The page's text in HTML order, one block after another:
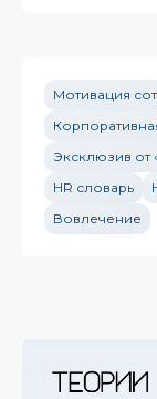
Мотивация
Эксклюзив от
HR словарь
Вовлечение